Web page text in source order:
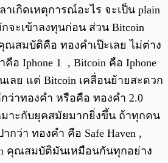
เกิดเหตุการณ์อะไร จะเป็น plain
จะเข้าลงทุนก่อน ส่วน Bitcoin
ณสมบัติคือ ทองคำเป๊ะเลย ไม่ต่าง
อ Iphone 1 , Bitcoin คือ Iphone
ลย แต่ Bitcoin เคลื่อนย้ายสะดวก
าทองคำ หรือคือ ทองคำ 2.0
มาะกับยุคสมัยมากยิ่งขึ้น ถ้าทุกคน
กว่า ทองคำ คือ Safe Haven ,
คุณสมบัติมันเหมือนกันทุกอย่าง